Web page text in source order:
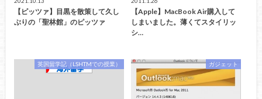
【ピッツァ】目黒を散策して久し
ぶりの「聖林館」のピッツァ
【Apple】MacBook Air購入して
しまいました。薄くてスタイリッ
シ…
英国留学記（LSHTMでの授業） ガジェット